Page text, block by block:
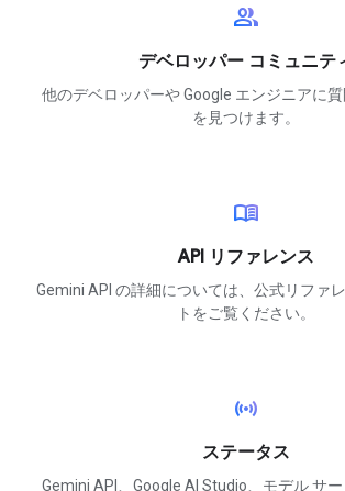
group
デベロッパー コミュニテ
他のデベロッパーや Google エンジニアに
を見つけます。
menu_book
API リファレンス
Gemini API の詳細については、公式リファ
トをご覧ください。
sensors
ステータス
Gemini API、Google AI Studio、モデル サ